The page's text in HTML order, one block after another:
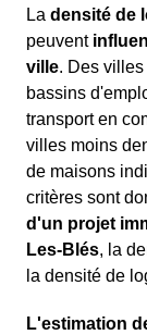
La densité de
peuvent
ville. Des
bassins
transport en
villes moins
de maisons
critères sont
d'un projet
Les-Blés, la
la densité de
L'estimation